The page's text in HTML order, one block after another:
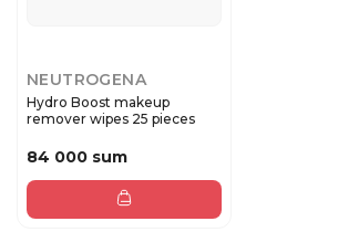
NEUTROGENA
Hydro Boost makeup
remover wipes 25 pieces
84 000 sum